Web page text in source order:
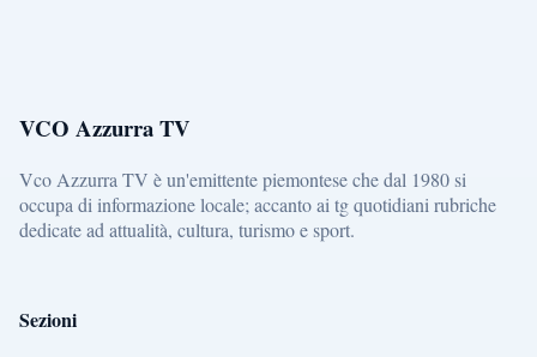
VCO Azzurra TV
Vco Azzurra TV è un'emittente piemontese che dal 1980 si
occupa di informazione locale; accanto ai tg quotidiani rubriche
dedicate ad attualità, cultura, turismo e sport.
Sezioni